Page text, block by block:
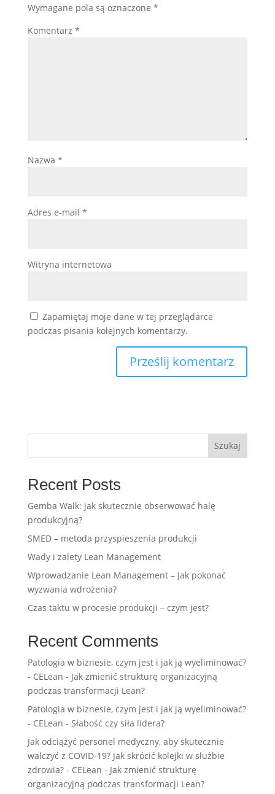
Wymagane pola są oznaczone *
Komentarz *
Nazwa *
Adres e-mail *
Witryna internetowa
Zapamiętaj moje dane w tej przeglądarce
podczas pisania kolejnych komentarzy.
Szukaj
Recent Posts
Gemba Walk: jak skutecznie obserwować halę
produkcyjną?
SMED – metoda przyspieszenia produkcji
Wady i zalety Lean Management
Wprowadzanie Lean Management – Jak pokonać
wyzwania wdrożenia?
Czas taktu w procesie produkcji – czym jest?
Recent Comments
Patologia w biznesie, czym jest i jak ją wyeliminować?
- CELean - Jak zmienić strukturę organizacyjną
podczas transformacji Lean?
Patologia w biznesie, czym jest i jak ją wyeliminować?
- CELean - Słabość czy siła lidera?
Jak odciążyć personel medyczny, aby skutecznie
walczyć z COVID-19? Jak skrócić kolejki w służbie
zdrowia? - CELean - Jak zmienić strukturę
organizacyjną podczas transformacji Lean?